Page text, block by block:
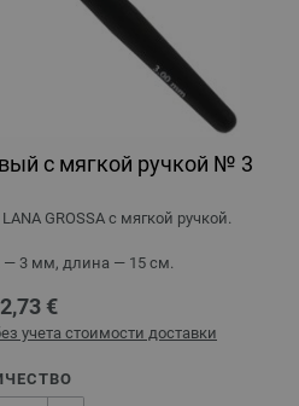
с мягкой ручкой № 3
GROSSA с мягкой ручкой.
— 3 мм, длина — 15 см.
2,73 €
учета стоимости доставки